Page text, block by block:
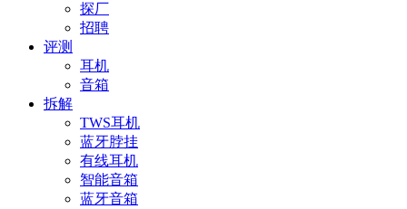
探厂
招聘
评测
耳机
音箱
拆解
TWS耳机
蓝牙脖挂
有线耳机
智能音箱
蓝牙音箱